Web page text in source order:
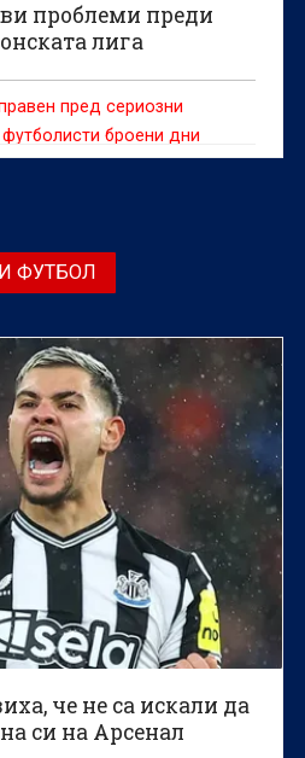
проблеми преди
лига
пред сериозни
броени дни
лига УЕФА срещу
ФУТБОЛ
че не са искали да
си на Арсенал